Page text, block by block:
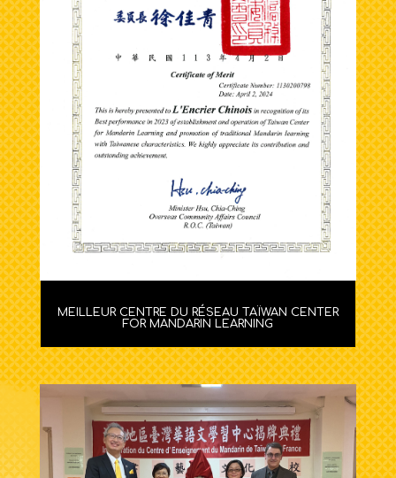
MEILLEUR CENTRE DU RÉSEAU TAÏWAN CENTER
FOR MANDARIN LEARNING